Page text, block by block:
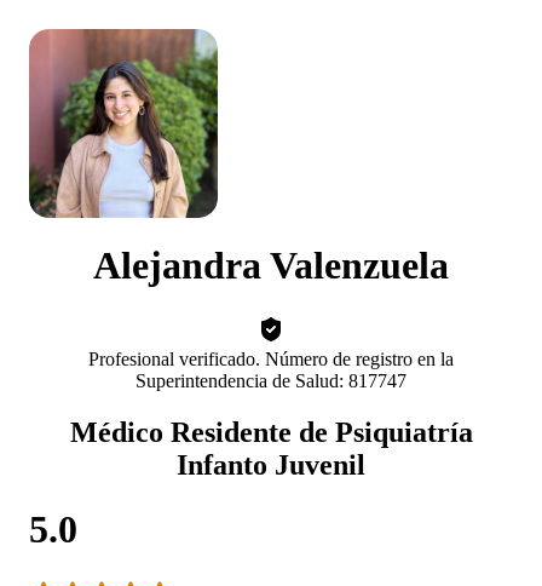
Alejandra Valenzuela
Profesional verificado. Número de registro en la
Superintendencia de Salud: 817747
Médico Residente de Psiquiatría
Infanto Juvenil
5.0